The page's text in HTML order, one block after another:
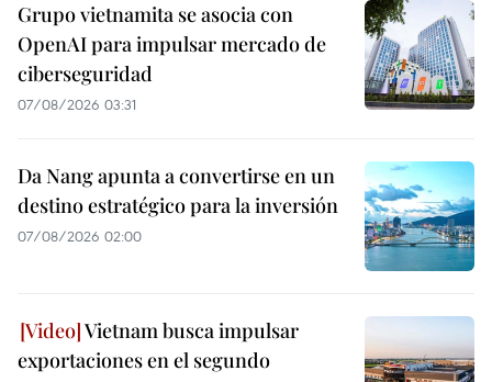
Grupo vietnamita se asocia con
OpenAI para impulsar mercado de
ciberseguridad
07/08/2026 03:31
Da Nang apunta a convertirse en un
destino estratégico para la inversión
07/08/2026 02:00
Vietnam busca impulsar
exportaciones en el segundo